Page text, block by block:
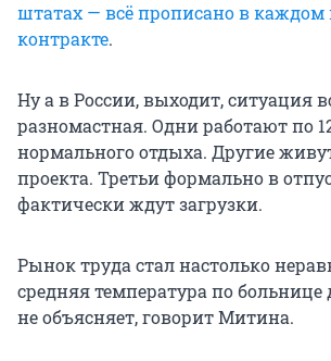
штатах — всё прописано в каждом
контракте.
Ну а в России, выходит, ситуация
разномастная. Одни работают по
нормального отдыха. Другие
проекта. Третьи формально в
фактически ждут загрузки.
Рынок труда стал настолько
средняя температура по больнице
не объясняет, говорит Митина.